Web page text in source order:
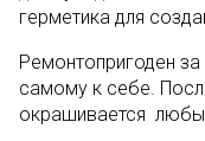
герметика для
Ремонтопригоден за
самому к себе.
окрашивается